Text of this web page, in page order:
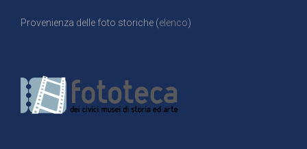
Provenienza delle foto storiche (elenco)